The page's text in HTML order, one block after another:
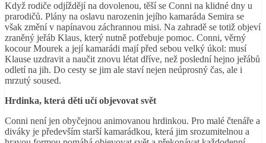
Když rodiče odjíždějí na dovolenou, těší se Conni na klidné dny u
prarodičů. Plány na oslavu narozenin jejího kamaráda Semira se
však změní v napínavou záchrannou misi. Na zahradě se totiž objeví
zraněný jeřáb Klaus, který nutně potřebuje pomoc. Conni, věrný
kocour Mourek a její kamarádi mají před sebou velký úkol: musí
Klause uzdravit a naučit znovu létat dříve, než poslední hejno jeřábů
odletí na jih. Do cesty se jim ale staví nejen neúprosný čas, ale i
mrzutý soused.
Hrdinka, která děti učí objevovat svět
Conni není jen obyčejnou animovanou hrdinkou. Pro malé čtenáře a
diváky je především starší kamarádkou, která jim srozumitelnou a